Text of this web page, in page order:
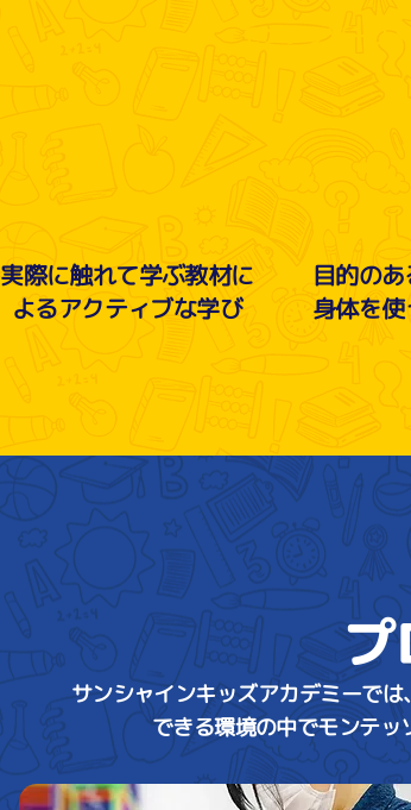
実際に触れて学ぶ教材に
よるアクティブな学び
目的の
身体を
プ
サンシャインキッズアカデミーで
できる環境の中でモンテ